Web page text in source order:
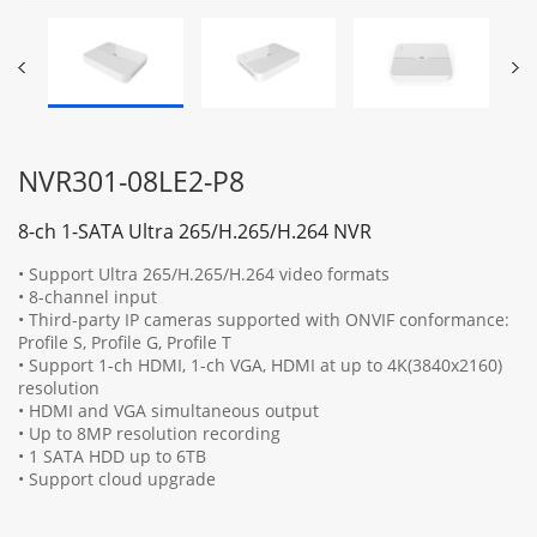
NVR301-08LE2-P8
8-ch 1-SATA Ultra 265/H.265/H.264 NVR
• Support Ultra 265/H.265/H.264 video formats
• 8-channel input
• Third-party IP cameras supported with ONVIF conformance:
Profile S, Profile G, Profile T
• Support 1-ch HDMI, 1-ch VGA, HDMI at up to 4K(3840x2160)
resolution
• HDMI and VGA simultaneous output
• Up to 8MP resolution recording
• 1 SATA HDD up to 6TB
• Support cloud upgrade